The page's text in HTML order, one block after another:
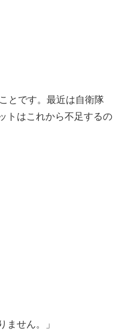
とです。最近は自衛隊
トはこれから不足するの
ません。」